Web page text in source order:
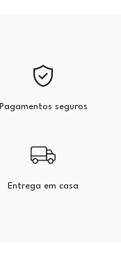
Pagamentos seguros
Entrega em casa